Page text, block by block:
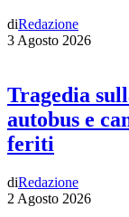
diRedazione
3 Agosto 2026
Tragedia
autobus e
feriti
diRedazione
2 Agosto 2026